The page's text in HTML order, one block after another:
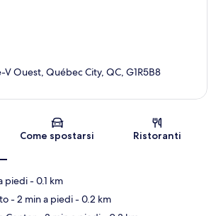
Mappa
V Ouest, Québec City, QC, G1R5B8
Come spostarsi Ristoranti
piedi- 0.1 km
- 2 min a piedi- 0.2 km